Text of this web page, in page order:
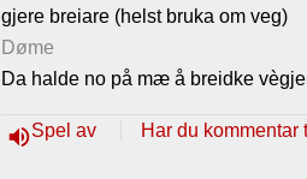
gjere breiare (helst bruka om veg)
Døme
Da halde no på mæ å breidke
volume_upSpel av Har du kommentar